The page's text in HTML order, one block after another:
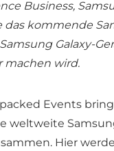
Business,
das kommende
Galaxy-
machen wird.
Events
weltweite
Hier